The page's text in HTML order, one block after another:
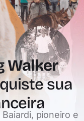
Walker
sua
pioneiro e